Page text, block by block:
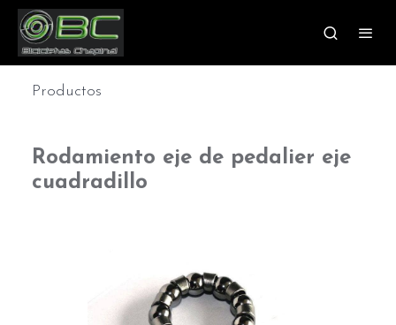
Productos
Rodamiento eje de pedalier eje
cuadradillo